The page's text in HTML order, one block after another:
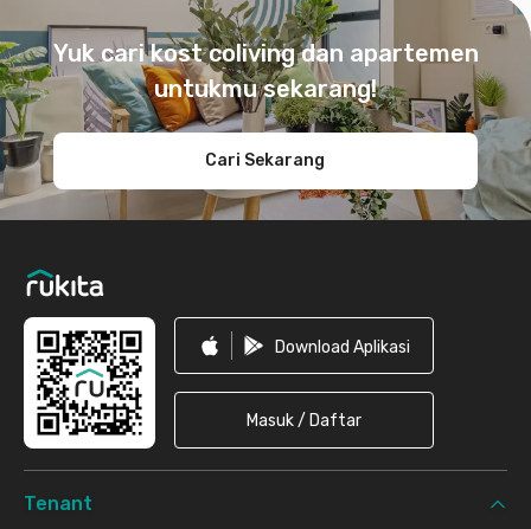
Yuk cari kost coliving dan apartemen
untukmu sekarang!
Cari Sekarang
Download Aplikasi
Masuk / Daftar
Tenant